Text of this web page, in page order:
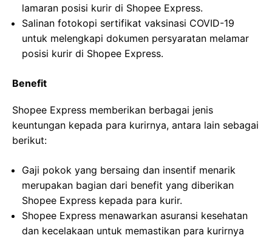
lamaran posisi kurir di Shopee Express.
Salinan fotokopi sertifikat vaksinasi COVID-19
untuk melengkapi dokumen persyaratan melamar
posisi kurir di Shopee Express.
Benefit
Shopee Express memberikan berbagai jenis
keuntungan kepada para kurirnya, antara lain sebagai
berikut:
Gaji pokok yang bersaing dan insentif menarik
merupakan bagian dari benefit yang diberikan
Shopee Express kepada para kurir.
Shopee Express menawarkan asuransi kesehatan
dan kecelakaan untuk memastikan para kurirnya